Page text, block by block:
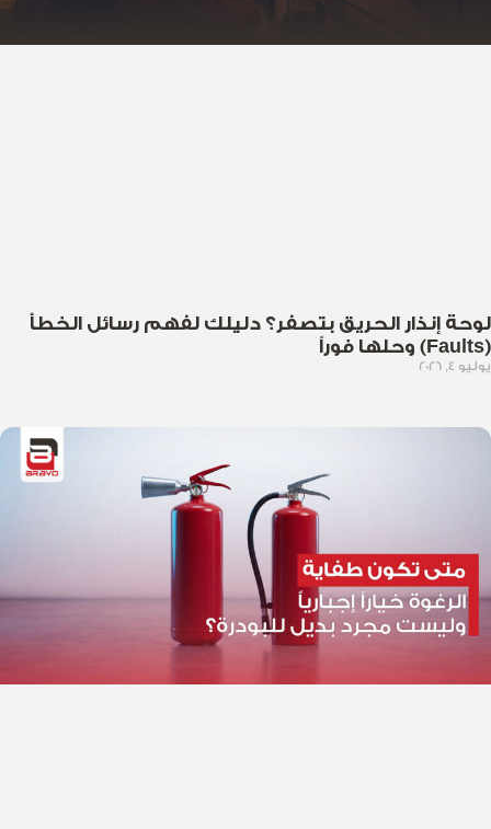
لوحة إنذار الحريق بتصفر؟ دليلك لفهم رسائل الخطأ
(Faults) وحلها فوراً
يوليو 4, 2026